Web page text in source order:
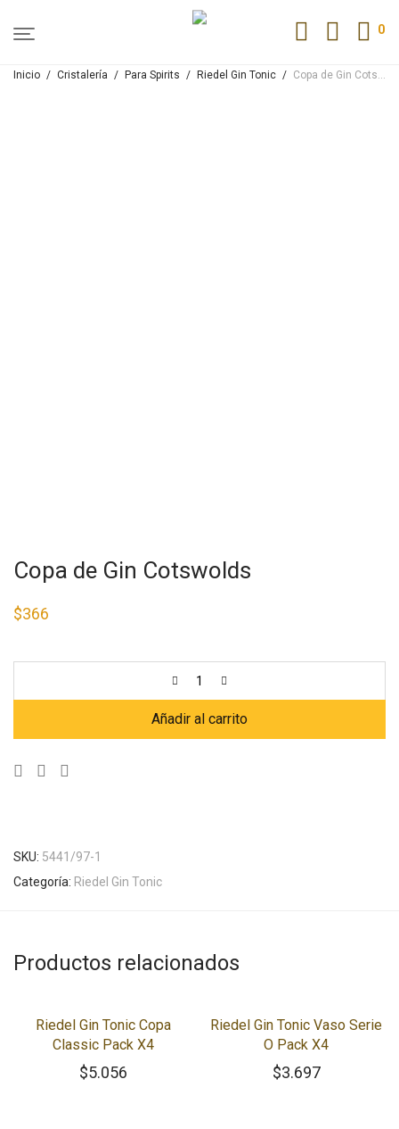
0
Inicio / Cristalería / Para Spirits / Riedel Gin Tonic / Copa de Gin Cotswolds
Copa de Gin Cotswolds
$366
Añadir al carrito
SKU: 5441/97-1
Categoría: Riedel Gin Tonic
Productos relacionados
Riedel Gin Tonic Copa
Classic Pack X4
$5.056
Riedel Gin Tonic Vaso Serie
O Pack X4
$3.697